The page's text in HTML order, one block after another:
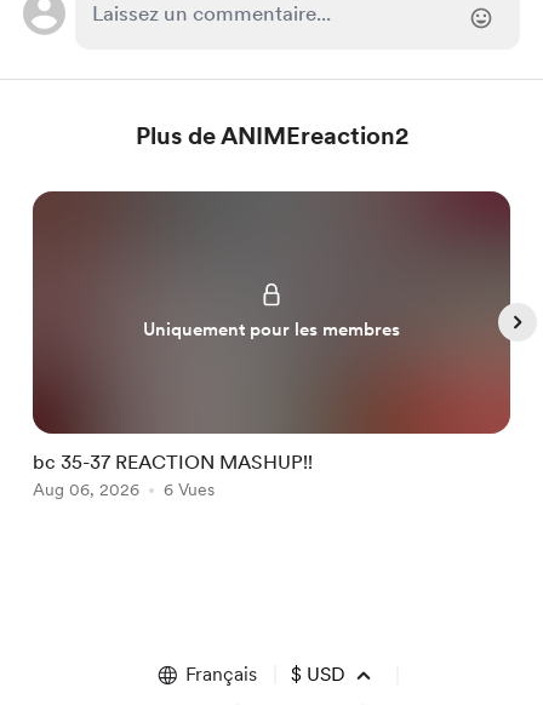
Plus de ANIMEreaction2
Uniquement pour les membres
bc 35-37 REACTION MASHUP!!
Aug 06, 2026 6 Vues
Français $ USD